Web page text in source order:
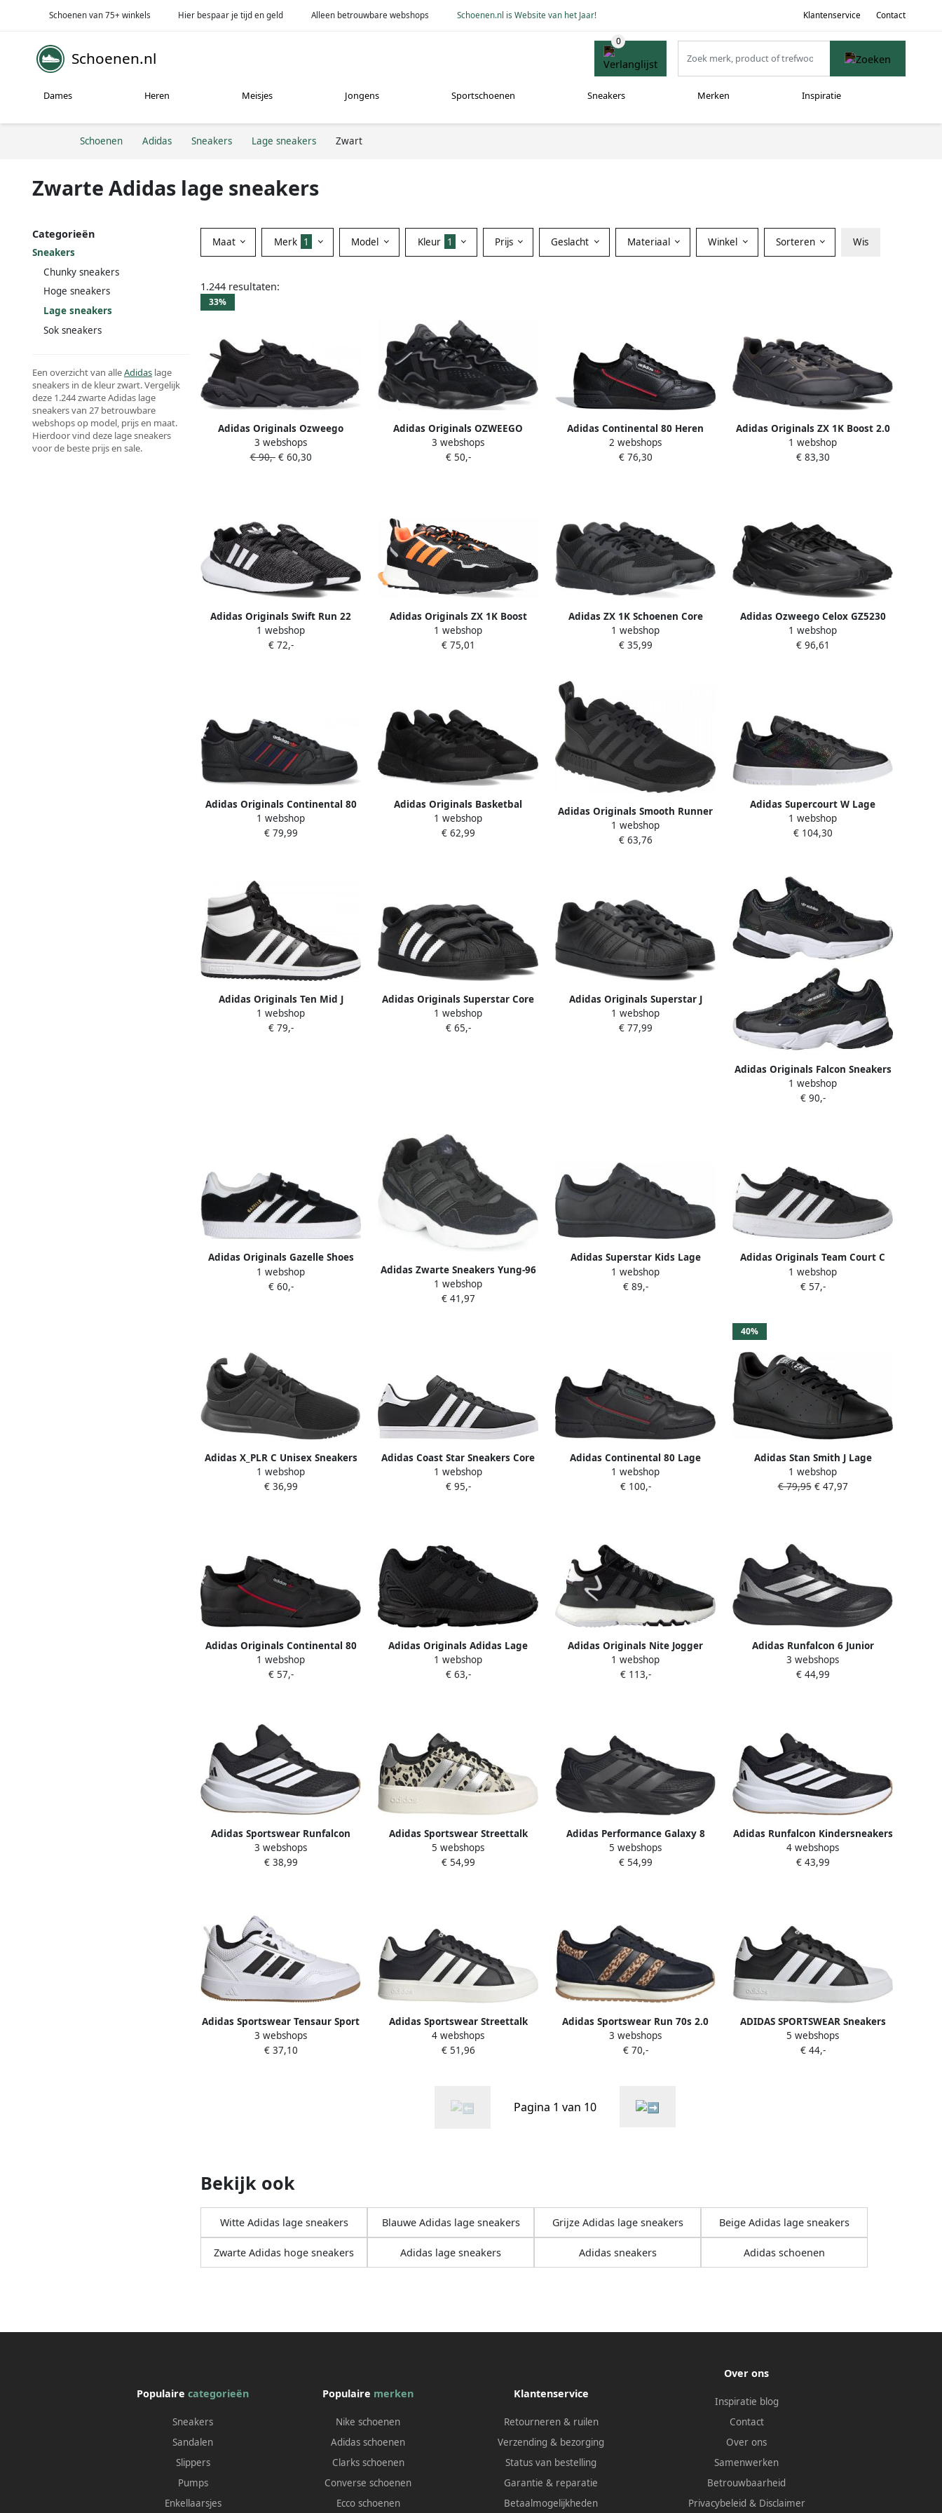
Schoenen van 75+ winkels Hier bespaar je tijd en geld Alleen betrouwbare webshops Schoenen.nl is Website van het Jaar! Klantenservice Contact
Schoenen.nl
Dames Heren Meisjes Jongens Sportschoenen Sneakers Merken Inspiratie
Schoenen Adidas Sneakers Lage sneakers Zwart
Zwarte Adidas lage sneakers
Categorieën
Sneakers
Chunky sneakers
Hoge sneakers
Lage sneakers
Sok sneakers
Een overzicht van alleAdidas lage
sneakers in de kleur zwart. Vergelijk
deze 1.244 zwarte Adidas lage
sneakers van 27 betrouwbare
webshops op model, prijs en maat.
Hierdoor vind deze lage sneakers
voor de beste prijs en sale.
Maat Merk 1 Model Kleur 1 Prijs Geslacht Materiaal Winkel Sorteren Wis
1.244 resultaten:
33%
Adidas Originals Ozweego
sneakers zwart grijs Mesh Effen
35 1 2
3 webshops
€ 90,-€ 60,30
Adidas Originals OZWEEGO
sneakers zwart Mesh Effen 22
3 webshops
€ 50,-
Adidas Continental 80 Heren
Sneakers Core Black Scarlet
Collegiate Navy
2 webshops
€ 76,30
Adidas Originals ZX 1K Boost 2.0
Schoenen Unisex Zwart
1 webshop
€ 83,30
Adidas Originals Swift Run 22
Sneaker Running Schoenen core
black ftwr white grey five maat:
1 webshop
€ 72,-
Adidas Originals ZX 1K Boost
Schoenen Core Black Solar
Orange Silver Metallic Dames
1 webshop
€ 75,01
Adidas ZX 1K Schoenen Core
Black Core Black Core Black
1 webshop
€ 35,99
Adidas Ozweego Celox GZ5230
nen Zwart Sneakers
1 webshop
€ 96,61
Adidas Originals Continental 80
Stripes Core Black Collegiate
Navy Vivid Red
1 webshop
€ 79,99
Adidas Originals Basketbal
adidas ZX 1K Boost Zwart Heren
1 webshop
€ 62,99
Adidas Originals Smooth Runner
sneakers zwart Gerecycled
polyester (duurzaam) 31
1 webshop
€ 63,76
Adidas Supercourt W Lage
sneakers Leren Sneaker Dames
Zwart
1 webshop
€ 104,30
Adidas Originals Ten Mid J
sneakers zwart wit
1 webshop
€ 79,-
Adidas Originals Superstar Core
Black Cloud White Core Black
Core Black Cloud White Core
1 webshop
€ 65,-
Adidas Originals Superstar J
Sneaker Basketball Schoenen
chalk black maat: 36 2 3
1 webshop
€ 77,99
Adidas Originals Falcon Sneakers
Dames Black Dames
1 webshop
€ 90,-
Adidas Originals Gazelle Shoes
Core Black Cloud White Cloud
White Kind Core Black Cloud
1 webshop
€ 60,-
Adidas Zwarte Sneakers Yung-96
C
1 webshop
€ 41,97
Adidas Superstar Kids Lage
sneakers Leren Sneaker Zwart
1 webshop
€ 89,-
Adidas Originals Team Court C
sneakers zwart wit
1 webshop
€ 57,-
Adidas X_PLR C Unisex Sneakers
Core Black Core Black Core Black
1 webshop
€ 36,99
Adidas Coast Star Sneakers Core
Black Ftwr White Core Black
1 webshop
€ 95,-
Adidas Continental 80 Lage
sneakers Leren Sneaker Zwart
1 webshop
€ 100,-
40%
Adidas Stan Smith J Lage
sneakers Leren Sneaker Meisjes
Zwart
1 webshop
€ 79,95€ 47,97
Adidas Originals Continental 80
Kinderen Core Black Scarlet
Collegiate Navy Red
1 webshop
€ 57,-
Adidas Originals Adidas Lage
sneakers Zx Flux El I Zwart
1 webshop
€ 63,-
Adidas Originals Nite Jogger
BOOST Kinderen Sneakers EE6481
1 webshop
€ 113,-
Adidas Runfalcon 6 Junior
Hardloopschoenen Zwart 1 3
Kinderen
3 webshops
€ 44,99
Adidas Sportswear Runfalcon
mesh sportschoenen zwart wit
3 webshops
€ 38,99
Adidas Sportswear Streettalk
Bold imitatieleren sneakers met
panterprint beige zwart
5 webshops
€ 54,99
Adidas Performance Galaxy 8
Hardloopschoenen Heren Zwart
5 webshops
€ 54,99
Adidas Runfalcon Kindersneakers
Zwart 2 3 Mesh Synthetisch
4 webshops
€ 43,99
Adidas Sportswear Tensaur Sport
imitatieleren leren sneakers 3.0
wit zwart
3 webshops
€ 37,10
Adidas Sportswear Streettalk
sneakers zwart wit offwhite
4 webshops
€ 51,96
Adidas Sportswear Run 70s 2.0
sneakers zwart camel
3 webshops
€ 70,-
ADIDAS SPORTSWEAR Sneakers
laag 'Streettalk' zwart wit
5 webshops
€ 44,-
Pagina 1 van 10
Bekijk ook
Witte Adidas lage sneakers Blauwe Adidas lage sneakers Grijze Adidas lage sneakers Beige Adidas lage sneakers
Zwarte Adidas hoge sneakers Adidas lage sneakers Adidas sneakers Adidas schoenen
Populairecategorieën
Sneakers
Sandalen
Slippers
Pumps
Enkellaarsjes
Populaire merken
Nike schoenen
Adidas schoenen
Clarks schoenen
Converse schoenen
Ecco schoenen
Klantenservice
Retourneren & ruilen
Verzending & bezorging
Status van bestelling
Garantie & reparatie
Betaalmogelijkheden
Over ons
Inspiratie blog
Contact
Over ons
Samenwerken
Betrouwbaarheid
Privacybeleid & Disclaimer